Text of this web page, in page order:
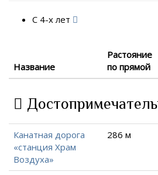
С 4-х лет
Название
Растояние
по прямой
Канатная дорога
«станция Храм
Воздуха»
286 м